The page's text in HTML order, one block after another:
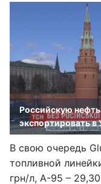
Российскую
экспортировать в
В свою очередь
топливной
грн/л, А-95 –